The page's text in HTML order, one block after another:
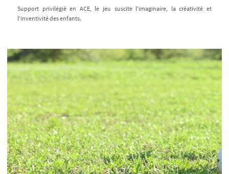
Support privilégié en ACE, le jeu suscite l'imaginaire, la créativité et
l’inventivité des enfants.